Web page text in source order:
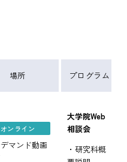
場所 プログラム
オンライン
マンド動画
大学院Web
相談会
・研究科概